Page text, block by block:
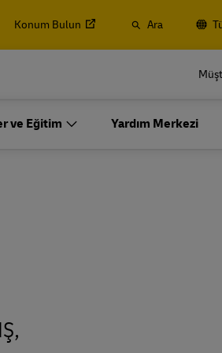
Konum Bulun Ara
ve lojistik
hesap açmanın
ve Eğitim Yardım Merkezi